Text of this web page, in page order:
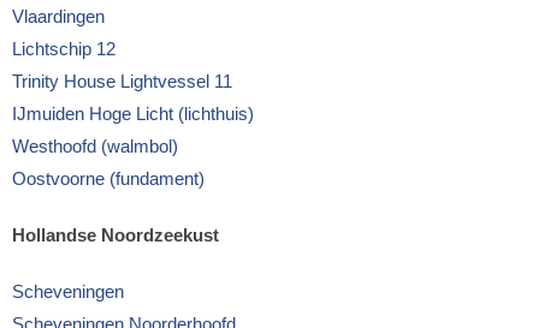
Vlaardingen
Lichtschip 12
Trinity House Lightvessel 11
IJmuiden Hoge Licht (lichthuis)
Westhoofd (walmbol)
Oostvoorne (fundament)
Hollandse Noordzeekust
Scheveningen
Scheveningen Noorderhoofd